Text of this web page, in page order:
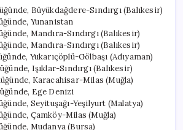
Büyüklükte
Gerçekleşti?
Büyükdağdere-Sındırgı (Balıkesir)
Yunanistan
Mandıra-Sındırgı (Balıkesir)
Mandıra-Sındırgı (Balıkesir)
Yukarıçöplü-Gölbaşı (Adıyaman)
Işıklar-Sındırgı (Balıkesir)
Karacahisar-Milas (Muğla)
Ege Denizi
Seyituşağı-Yeşilyurt (Malatya)
Çamköy-Milas (Muğla)
Mudanya (Bursa)